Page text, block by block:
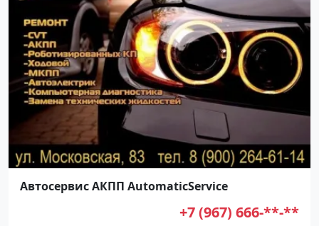
Автосервис АКПП AutomaticService
+7 (967) 666-**-**